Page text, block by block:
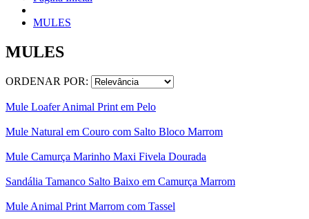
MULES
MULES
ORDENAR POR:
Mule Loafer Animal Print em Pelo
Mule Natural em Couro com Salto Bloco Marrom
Mule Camurça Marinho Maxi Fivela Dourada
Sandália Tamanco Salto Baixo em Camurça Marrom
Mule Animal Print Marrom com Tassel